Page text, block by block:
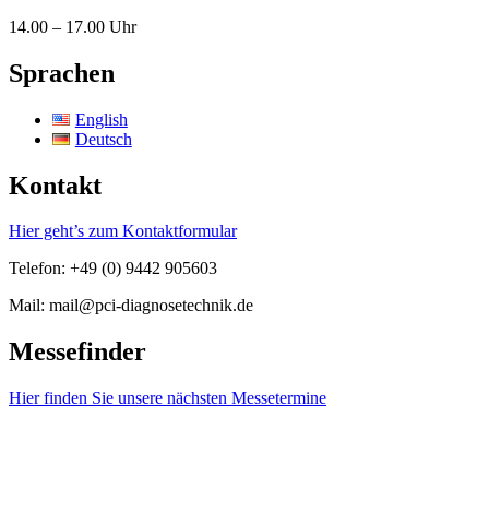
14.00 – 17.00 Uhr
Sprachen
English
Deutsch
Kontakt
Hier geht’s zum Kontaktformular
Telefon: +49 (0) 9442 905603
Mail: mail@pci-diagnosetechnik.de
Messefinder
Hier finden Sie unsere nächsten Messetermine